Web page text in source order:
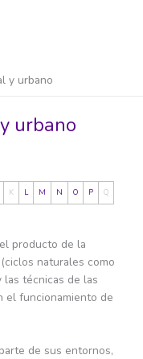
y urbano
urbano
K L M N O P Q
producto de la
naturales como
técnicas de las
el funcionamiento de
de sus entornos,